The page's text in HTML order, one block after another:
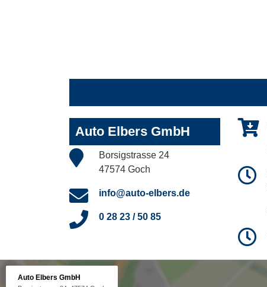
Auto Elbers GmbH
Borsigstrasse 24
47574 Goch
info@auto-elbers.de
0 28 23 / 50 85
Auto Elbers GmbH